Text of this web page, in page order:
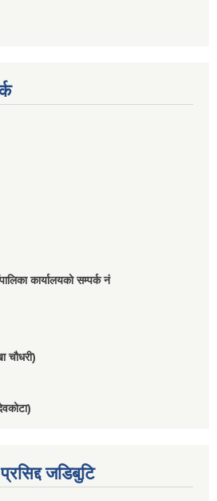
कार्यालयको सम्पर्क नं
जडिबुटि